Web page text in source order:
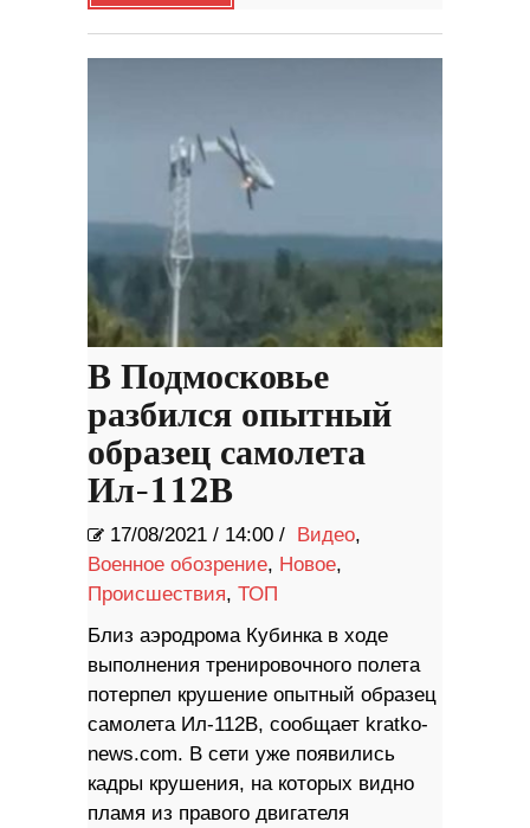
В Подмосковье
разбился опытный
образец самолета
Ил-112В
17/08/2021 / 14:00 / Видео,
Военное обозрение, Новое,
Происшествия, ТОП
Близ аэродрома Кубинка в ходе
выполнения тренировочного полета
потерпел крушение опытный образец
самолета Ил-112B, сообщает kratko-
news.com. В сети уже появились
кадры крушения, на которых видно
пламя из правого двигателя